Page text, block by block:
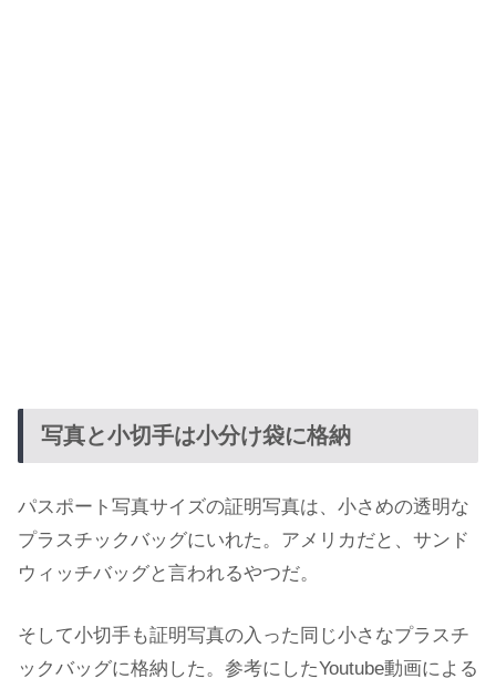
写真と小切手は小分け袋に格納
パスポート写真サイズの証明写真は、小さめの透明な
プラスチックバッグにいれた。アメリカだと、サンド
ウィッチバッグと言われるやつだ。
そして小切手も証明写真の入った同じ小さなプラスチ
ックバッグに格納した。参考にしたYoutube動画による